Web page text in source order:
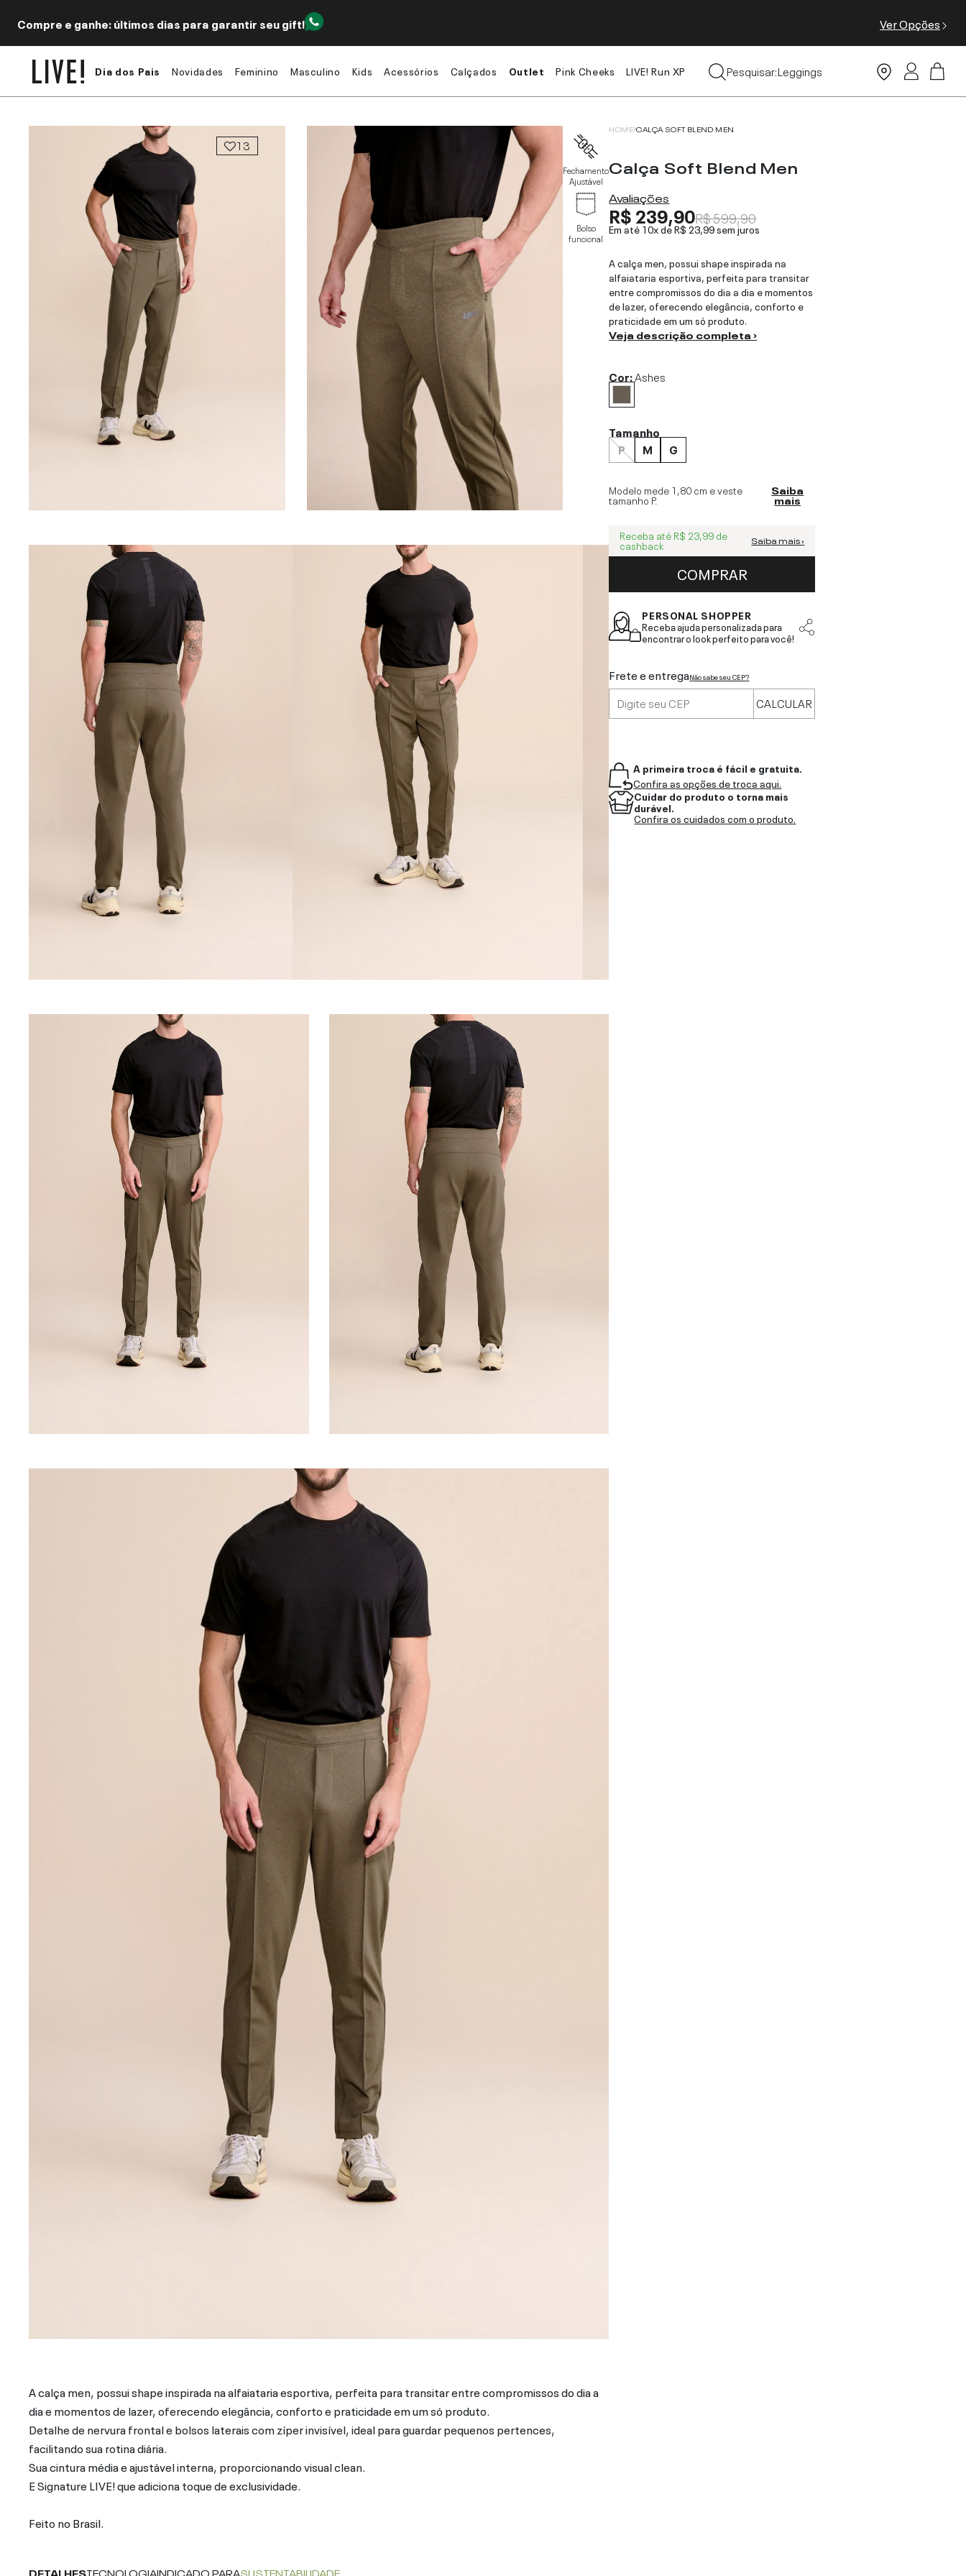
Compre e ganhe: últimos dias para garantir seu gift! Ver Opções
Dia dos Pais Novidades Feminino Masculino Kids Acessórios Calçados Outlet Pink Cheeks LIVE! Run XP Pesquisar:Moda Praia
Leggings
13
Fechamento
Ajustável
Bolso
funcional
A calça men, possui shape inspirada na alfaiataria esportiva, perfeita para transitar entre compromissos do dia a
dia e momentos de lazer, oferecendo elegância, conforto e praticidade em um só produto.
Detalhe de nervura frontal e bolsos laterais com zíper invisível, ideal para guardar pequenos pertences,
facilitando sua rotina diária.
Sua cintura média e ajustável interna, proporcionando visual clean.
E Signature LIVE! que adiciona toque de exclusividade.
Feito no Brasil.
DETALHESTECNOLOGIAINDICADO PARASUSTENTABILIDADE
HOME CALÇA SOFT BLEND MEN
Calça Soft Blend Men
Avaliações
R$ 239,90R$ 599,90
Em até 10x deR$ 23,99sem juros
A calça men, possui shape inspirada na
alfaiataria esportiva, perfeita para transitar
entre compromissos do dia a dia e momentos
de lazer, oferecendo elegância, conforto e
praticidade em um só produto.
Veja descrição completa ›
Cor:Ashes
Tamanho
P
M G
Modelo mede 1,80 cm e veste
tamanho P.
Saiba
mais
Receba até R$ 23,99 de
cashback Saiba mais ›
COMPRAR
PERSONAL SHOPPER
Receba ajuda personalizada para
encontrar o look perfeito para você!
Frete e entregaNão sabe seu CEP?
CALCULAR
A primeira troca é fácil e gratuita.
Confira as opções de troca aqui.
Cuidar do produto o torna mais
durável.
Confira os cuidados com o produto.